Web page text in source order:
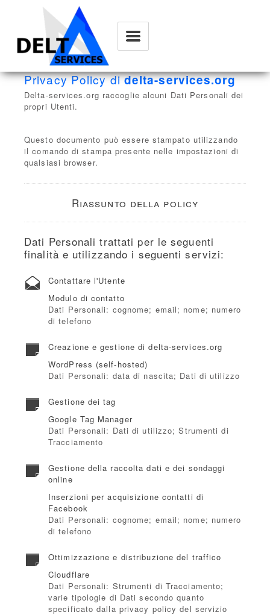
Delta Services
Privacy Policy didelta-services.org
Delta-services.org raccoglie alcuni Dati Personali dei
propri Utenti.
Questo documento può essere stampato utilizzando
il comando di stampa presente nelle impostazioni di
qualsiasi browser.
Riassunto della policy
Dati Personali trattati per le seguenti
finalità e utilizzando i seguenti servizi:
Contattare l'Utente
Modulo di contatto
Dati Personali: cognome; email; nome; numero
di telefono
Creazione e gestione di delta-services.org
WordPress (self-hosted)
Dati Personali: data di nascita; Dati di utilizzo
Gestione dei tag
Google Tag Manager
Dati Personali: Dati di utilizzo; Strumenti di
Tracciamento
Gestione della raccolta dati e dei sondaggi
online
Inserzioni per acquisizione contatti di
Facebook
Dati Personali: cognome; email; nome; numero
di telefono
Ottimizzazione e distribuzione del traffico
Cloudflare
Dati Personali: Strumenti di Tracciamento;
varie tipologie di Dati secondo quanto
specificato dalla privacy policy del servizio